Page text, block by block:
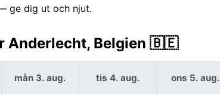
ge dig ut och njut.
Anderlecht, Belgien 🇧🇪
mån 3. aug. tis 4. aug. ons 5. aug.